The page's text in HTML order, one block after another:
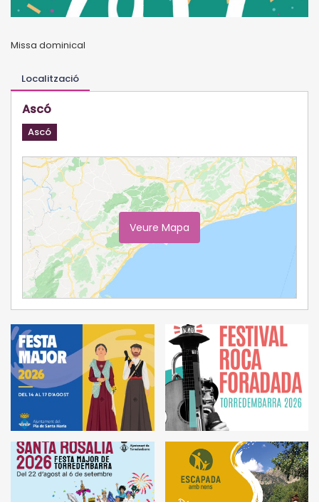
Missa dominical
Localització
Ascó
Ascó
Veure Mapa